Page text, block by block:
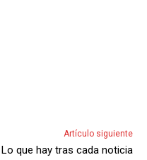
Artículo siguiente
Lo que hay tras cada noticia